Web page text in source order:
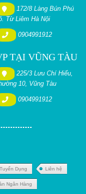
172/8 Làng Bún Phú
Từ Liêm Hà Nội
0904991912
TẠI VŨNG TÀU
225/3 Lưu Chí Hiếu,
10, Vũng Tàu
0904991912
Tuyển Dụng Liên hệ
Ngân Hàng